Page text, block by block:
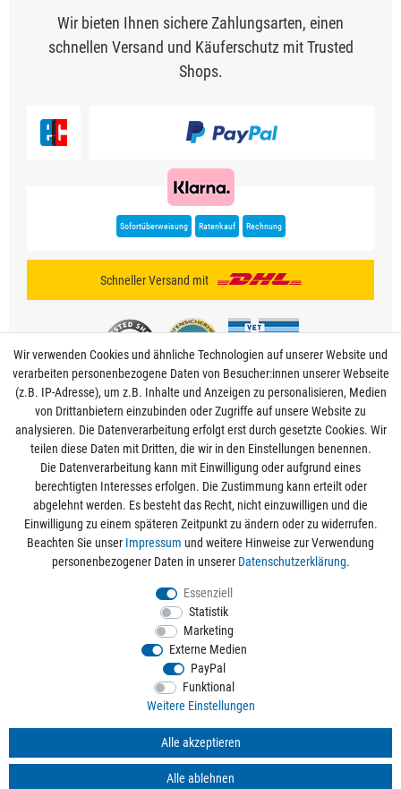
Wir bieten Ihnen sichere Zahlungsarten, einen
schnellen Versand und Käuferschutz mit Trusted
Shops.
Sofortüberweisung Ratenkauf Rechnung
Schneller Versand mit
Mein Konto
Informationen
Rechtliche Angaben
Alle Preise sind inkl. der gesetzlichen Mehrwertsteuer und zzgl.
Kostenloser Versand ab 50€ Bestellwert nur innerhalb Deutschlands.
© 2026 aquaristikwelt24. Alle Rechte vorbehalten. Powered by
Kontakt
Wir verwenden Cookies und ähnliche Technologien auf unserer Website und
verarbeiten personenbezogene Daten von Besucher:innen unserer Webseite
(z.B. IP-Adresse), um z.B. Inhalte und Anzeigen zu personalisieren, Medien
von Drittanbietern einzubinden oder Zugriffe auf unsere Website zu
analysieren. Die Datenverarbeitung erfolgt erst durch gesetzte Cookies. Wir
teilen diese Daten mit Dritten, die wir in den Einstellungen benennen.
Die Datenverarbeitung kann mit Einwilligung oder aufgrund eines
berechtigten Interesses erfolgen. Die Zustimmung kann erteilt oder
abgelehnt werden. Es besteht das Recht, nicht einzuwilligen und die
Einwilligung zu einem späteren Zeitpunkt zu ändern oder zu widerrufen.
Beachten Sie unser Impressum und weitere Hinweise zur Verwendung
personenbezogener Daten in unserer Daten­schutz­erklärung.
Essenziell
Statistik
Marketing
Externe Medien
PayPal
Funktional
Weitere Einstellungen
Alle akzeptieren
Alle ablehnen